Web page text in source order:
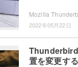
2022年05月22日
置を変更す